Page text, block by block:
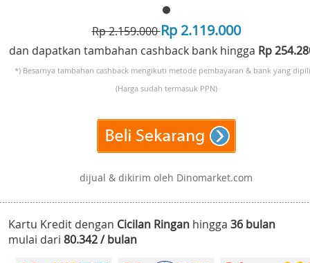
Rp 2.159.000Rp 2.119.000
dan dapatkan tambahan cashback bank hingga Rp
*) Besarnya tambahan cashback mengikuti metode pembayaran & bank yang
(Harga sudah termasuk PPN)
dijual & dikirim oleh Dinomarket.com
Kartu Kredit dengan Cicilan Ringan hingga 36 bulan
mulai dari 80.342 / bulan